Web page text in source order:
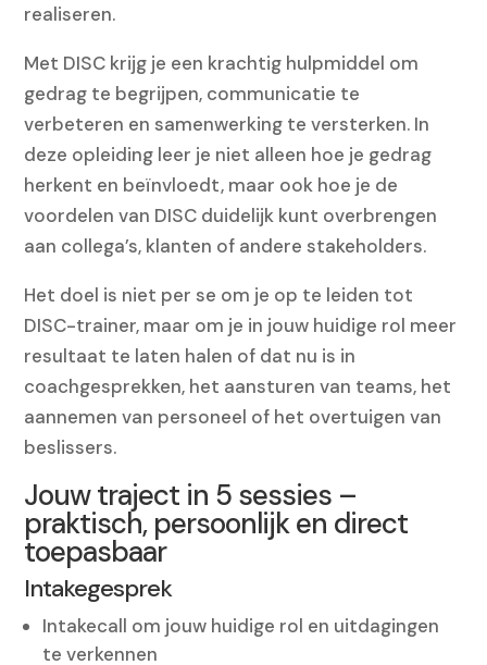
realiseren.
Met DISC krijg je een krachtig hulpmiddel om
gedrag te begrijpen, communicatie te
verbeteren en samenwerking te versterken. In
deze opleiding leer je niet alleen hoe je gedrag
herkent en beïnvloedt, maar ook hoe je de
voordelen van DISC duidelijk kunt overbrengen
aan collega’s, klanten of andere stakeholders.
Het doel is niet per se om je op te leiden tot
DISC-trainer, maar om je in jouw huidige rol meer
resultaat te laten halen of dat nu is in
coachgesprekken, het aansturen van teams, het
aannemen van personeel of het overtuigen van
beslissers.
Jouw traject in 5 sessies –
praktisch, persoonlijk en direct
toepasbaar
Intakegesprek
Intakecall om jouw huidige rol en uitdagingen
te verkennen